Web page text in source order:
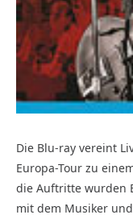
Die Blu-ray vereint
Europa-Tour zu
die Auftritte wurden
mit dem Musiker